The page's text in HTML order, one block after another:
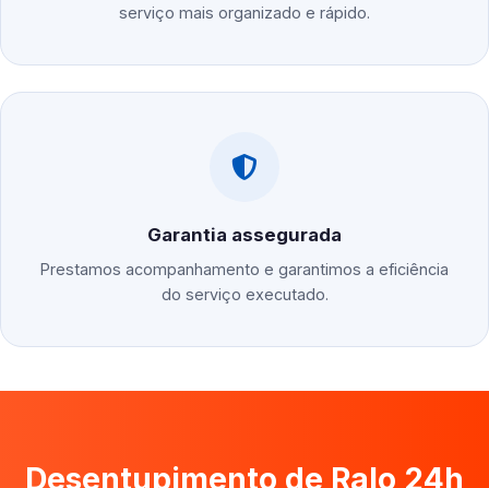
serviço mais organizado e rápido.
Garantia assegurada
Prestamos acompanhamento e garantimos a eficiência
do serviço executado.
Desentupimento de Ralo 24h